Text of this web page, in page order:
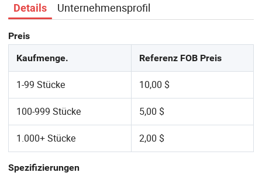
Details Unternehmensprofil
Preis
Kaufmenge. Referenz FOB Preis
1-99 Stücke 10,00 $
100-999 Stücke 5,00 $
1.000+ Stücke 2,00 $
Spezifizierungen